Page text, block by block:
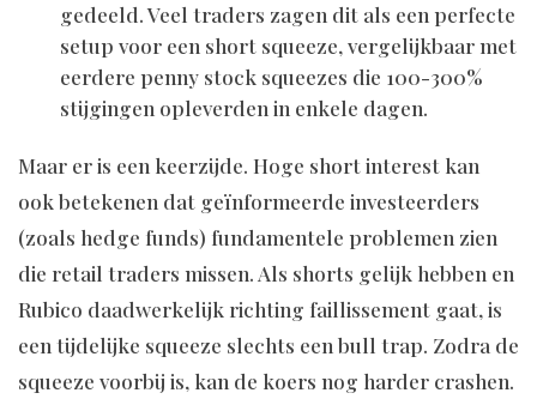
gedeeld. Veel traders zagen dit als een perfecte
setup voor een short squeeze, vergelijkbaar met
eerdere penny stock squeezes die 100-300%
stijgingen opleverden in enkele dagen.
Maar er is een keerzijde. Hoge short interest kan
ook betekenen dat geïnformeerde investeerders
(zoals hedge funds) fundamentele problemen zien
die retail traders missen. Als shorts gelijk hebben en
Rubico daadwerkelijk richting faillissement gaat, is
een tijdelijke squeeze slechts een bull trap. Zodra de
squeeze voorbij is, kan de koers nog harder crashen.